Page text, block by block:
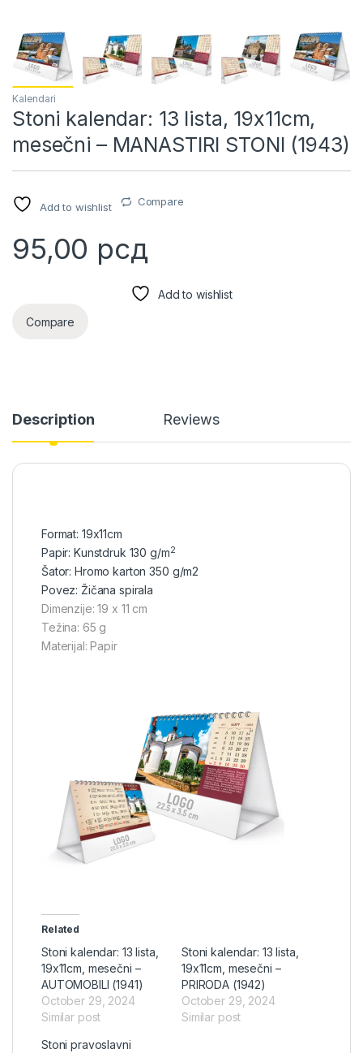
Kalendari
Stoni kalendar: 13 lista, 19x11cm,
mesečni – MANASTIRI STONI (1943)
Add to wishlist Compare
95,00 рсд
Add to wishlist
Compare
Description Reviews
Format: 19x11cm
Papir: Kunstdruk 130 g/m2
Šator: Hromo karton 350 g/m2
Povez: Žičana spirala
Dimenzije: 19 x 11 cm
Težina: 65 g
Materijal: Papir
Related
Stoni kalendar: 13 lista,
19x11cm, mesečni –
AUTOMOBILI (1941)
October 29, 2024
Similar post
Stoni kalendar: 13 lista,
19x11cm, mesečni –
PRIRODA (1942)
October 29, 2024
Similar post
Stoni pravoslavni